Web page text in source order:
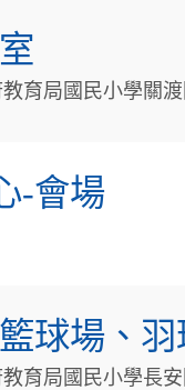
育局國民小學關
-會場
球場、羽
育局國民小學長